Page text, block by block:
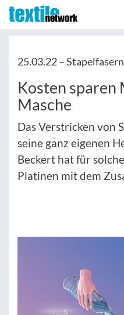
25.03.22 –
Kosten sparen
Masche
Das Verstricken von
seine ganz eigenen
Beckert hat für
Platinen mit dem